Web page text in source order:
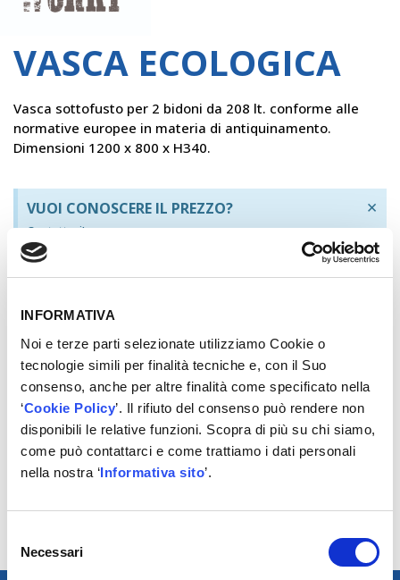
INFORMATIVA
Noi e terze parti selezionate utilizziamo Cookie o
tecnologie simili per finalità tecniche e, con il Suo
consenso, anche per altre finalità come specificato nella
‘Cookie Policy’. Il rifiuto del consenso può rendere non
disponibili le relative funzioni. Scopra di più su chi siamo,
come può contattarci e come trattiamo i dati personali
nella nostra ‘Informativa sito’.
delNecessari
VASCA ECOLOGICA
Vasca sottofusto per 2 bidoni da 208 lt. conforme alle
normative europee in materia di antiquinamento.
Dimensioni 1200 x 800 x H340.
VUOI CONOSCERE IL PREZZO?
Contattaci!
×
POTREBBERO
INTERESSARTI
No results found.